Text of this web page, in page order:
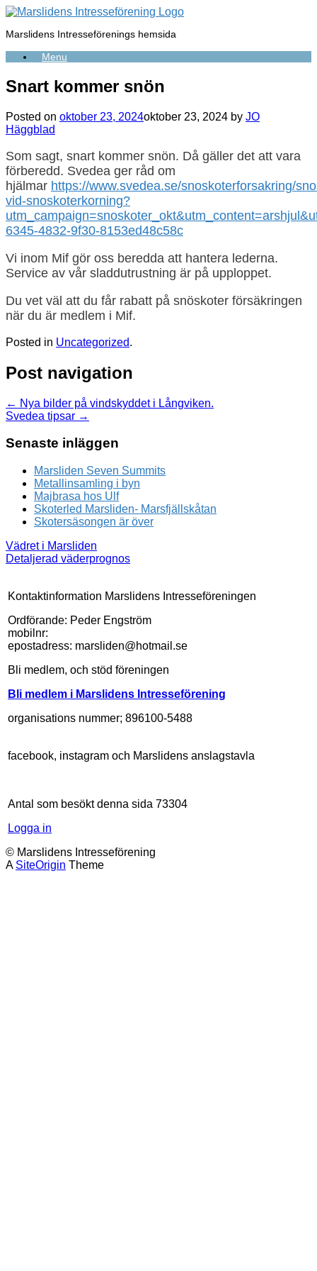
Skip
content
Marslidens Intresseförenings hemsida
Menu
Snart kommer snön
Posted on oktober 23, 2024oktober 23, 2024 by JO
Häggblad
Som sagt, snart kommer snön. Då gäller det att vara
förberedd. Svedea ger råd om
hjälmar https://www.svedea.se/snoskoterforsakring/
vid-snoskoterkorning?
6345-4832-9f30-8153ed48c58c
Vi inom Mif gör oss beredda att hantera lederna.
Service av vår sladdutrustning är på upploppet.
Du vet väl att du får rabatt på snöskoter försäkringen
när du är medlem i Mif.
Posted in Uncategorized.
Post navigation
← Nya bilder på vindskyddet i Långviken.
Svedea tipsar →
Senaste inläggen
Marsliden Seven Summits
Metallinsamling i byn
Majbrasa hos Ulf
Skoterled Marsliden- Marsfjällskåtan
Skotersäsongen är över
Vädret i Marsliden
Detaljerad väderprognos
Kontaktinformation Marslidens Intresseföreningen
Ordförande: Peder Engström
mobilnr:
epostadress: marsliden@hotmail.se
Bli medlem, och stöd föreningen
Bli medlem i Marslidens Intresseförening
organisations nummer; 896100-5488
facebook, instagram och Marslidens anslagstavla
Antal som besökt denna sida 73304
Logga in
© Marslidens Intresseförening
A SiteOrigin Theme